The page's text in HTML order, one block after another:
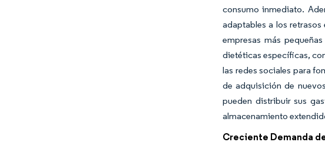
consumo inmediato.
adaptables a los
empresas más
dietéticas específicas,
las redes sociales para
de adquisición de
pueden distribuir sus
almacenamiento
Creciente Demanda